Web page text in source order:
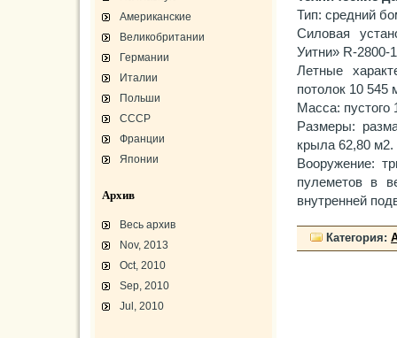
Тип: средний
Силовая
Уитни» R-2800-
Летные
потолок 10 545
Масса: пустого
Размеры:
крыла 62,80 м2.
Вооружение:
пулеметов в
внутренней
Категория:
Американские
Великобритании
Германии
Италии
Польши
СССР
Франции
Японии
Архив
Весь архив
Nov, 2013
Oct, 2010
Sep, 2010
Jul, 2010